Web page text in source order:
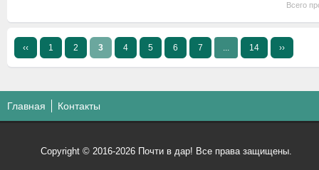
Всего
‹‹ 1 2 3 4 5 6 7 ... 14 ››
Главная Контакты
Copyright © 2016-2026 Почти в дар! Все права защищены.